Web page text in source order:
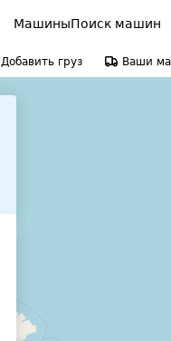
МашиныПоиск машин
Добавить груз Ваши